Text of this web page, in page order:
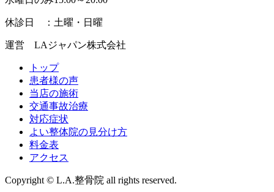
休診日 ：土曜・日曜
運営 LAジャパン株式会社
トップ
患者様の声
当店の施術
交通事故治療
対応症状
よい整体院の見分け方
料金表
アクセス
Copyright © L.A.整骨院 all rights reserved.